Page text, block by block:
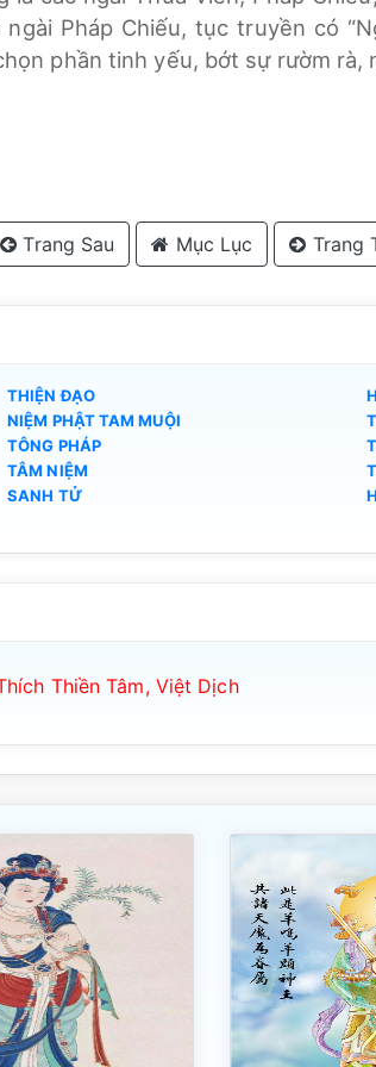
Pháp Chiếu, tục truyền có
phần tinh yếu, bớt sự rườm
Trang Sau Mục Lục
Trang
THIỆN ĐẠO
NIỆM PHẬT TAM MUỘI
TÔNG PHÁP
TÂM NIỆM
SANH TỬ
Thiền Tâm, Việt Dịch